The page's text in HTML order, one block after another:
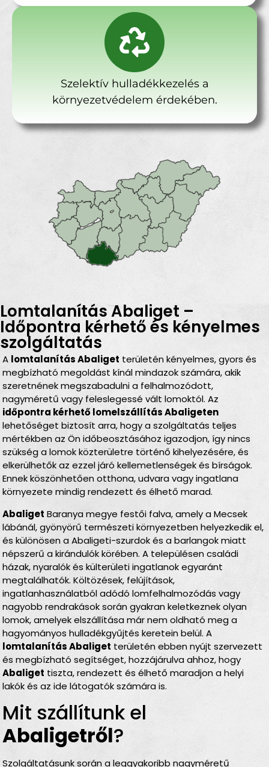
Szelektív hulladékkezelés a
környezetvédelem érdekében.
Lomtalanítás Abaliget –
Időpontra kérhető és kényelmes
szolgáltatás
A lomtalanítás Abaliget területén kényelmes, gyors és
megbízható megoldást kínál mindazok számára, akik
szeretnének megszabadulni a felhalmozódott,
nagyméretű vagy feleslegessé vált lomoktól. Az
időpontra kérhető lomelszállítás Abaligeten
lehetőséget biztosít arra, hogy a szolgáltatás teljes
mértékben az Ön időbeosztásához igazodjon, így nincs
szükség a lomok közterületre történő kihelyezésére, és
elkerülhetők az ezzel járó kellemetlenségek és bírságok.
Ennek köszönhetően otthona, udvara vagy ingatlana
környezete mindig rendezett és élhető marad.
Abaliget Baranya megye festői falva, amely a Mecsek
lábánál, gyönyörű természeti környezetben helyezkedik el,
és különösen a Abaligeti-szurdok és a barlangok miatt
népszerű a kirándulók körében. A településen családi
házak, nyaralók és külterületi ingatlanok egyaránt
megtalálhatók. Költözések, felújítások,
ingatlanhasználatból adódó lomfelhalmozódás vagy
nagyobb rendrakások során gyakran keletkeznek olyan
lomok, amelyek elszállítása már nem oldható meg a
hagyományos hulladékgyűjtés keretein belül. A
lomtalanítás Abaliget területén ebben nyújt szervezett
és megbízható segítséget, hozzájárulva ahhoz, hogy
Abaliget tiszta, rendezett és élhető maradjon a helyi
lakók és az ide látogatók számára is.
Mit szállítunk el
Abaligetről?
Szolgáltatásunk során a leggyakoribb nagyméretű